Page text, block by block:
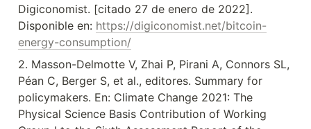
Digiconomist. [citado 27 de enero de 2022].
Disponible en: https://digiconomist.net/bitcoin-
energy-consumption/
2. Masson-Delmotte V, Zhai P, Pirani A, Connors SL,
Péan C, Berger S, et al., editores. Summary for
policymakers. En: Climate Change 2021: The
Physical Science Basis Contribution of Working